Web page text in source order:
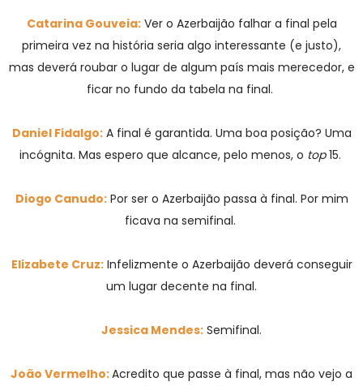
Catarina Gouveia:Ver o Azerbaijão falhar a final pela
primeira vez na história seria algo interessante (e justo),
mas deverá roubar o lugar de algum país mais merecedor, e
ficar no fundo da tabela na final.
Daniel Fidalgo:A final é garantida. Uma boa posição? Uma
incógnita. Mas espero que alcance, pelo menos, o top15.
Diogo Canudo:Por ser o Azerbaijão passa à final. Por mim
ficava na semifinal.
Elizabete Cruz:Infelizmente o Azerbaijão deverá conseguir
um lugar decente na final.
Jessica Mendes: Semifinal.
João Vermelho:Acredito que passe à final, mas não vejo a